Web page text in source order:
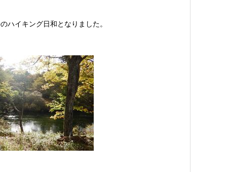
ハイキング日和となりました。